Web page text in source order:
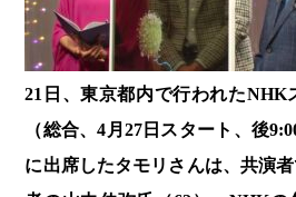
21日、東京都内で行われたNHK
（総合、4月27日スタート、後
に出席したタモリさんは、共演